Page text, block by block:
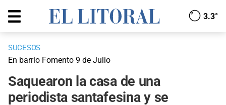
3.3°
SUCESOS
En barrio Fomento 9 de Julio
Saquearon la casa de una
periodista santafesina y se